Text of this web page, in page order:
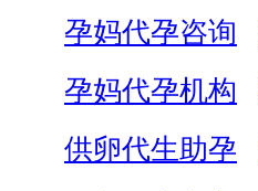
孕妈代孕咨询
孕妈代孕机构
供卵代生助孕